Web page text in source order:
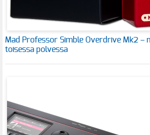
Mad Professor Simble Overdrive Mk2 –
toisessa polvessa